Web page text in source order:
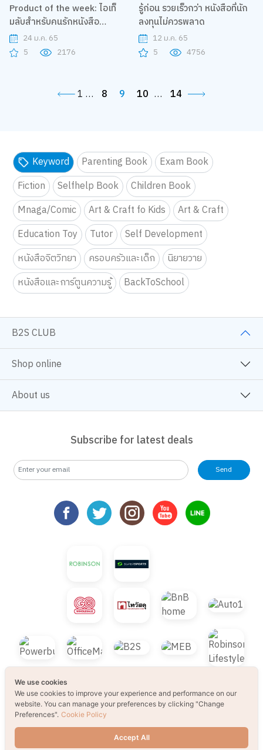
Product of the week: ไอเท็
มลับสำหรับคนรักหนังสือ
แบรนด์ IF
24 ม.ค. 65
5
2176
รู้ก่อน รวยเร็วกว่า หนังสือที่นัก
ลงทุนไม่ควรพลาด
12 ม.ค. 65
5
4756
1 … 8 9 10 … 14
Keyword Parenting Book
Exam Book
Fiction
Selfhelp Book
Children Book
Mnaga/Comic
Art & Craft fo Kids
Art & Craft
Education Toy
Tutor
Self Development
หนังสือจิตวิทยา
ครอบครัวและเด็ก
นิยายวาย
หนังสือและการ์ตูนความรู้
BackToSchool
B2S CLUB
Shop online
About us
Subscribe for latest deals
Send
© 2021 B2S CLUB, All rights reserved. Web
Design by1001click.
We use cookies
We use cookies to improve your experience and performance on our
website. You can manage your preferences by clicking "Change
Preferences". Cookie Policy
Accept All